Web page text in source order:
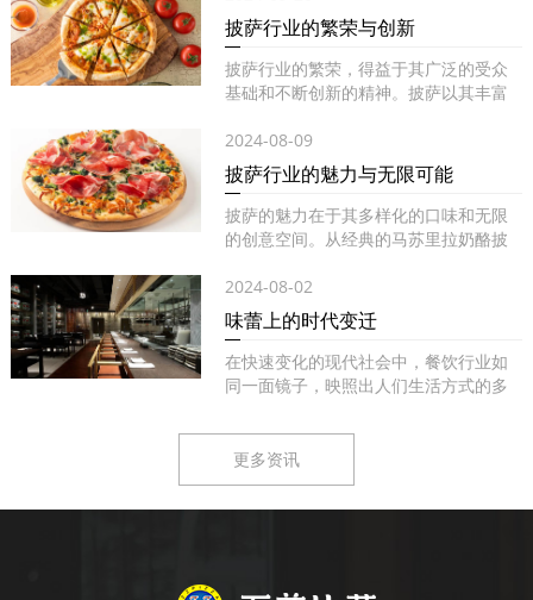
披萨行业的繁荣与创新
披萨行业的繁荣，得益于其广泛的受众
基础和不断创新的精神。披萨以其丰富
2024-08-09
披萨行业的魅力与无限可能
披萨的魅力在于其多样化的口味和无限
的创意空间。从经典的马苏里拉奶酪披
2024-08-02
味蕾上的时代变迁
在快速变化的现代社会中，餐饮行业如
同一面镜子，映照出人们生活方式的多
更多资讯